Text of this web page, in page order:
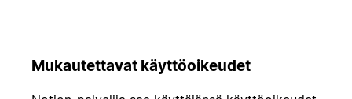
Mukautettavat käyttöoikeudet